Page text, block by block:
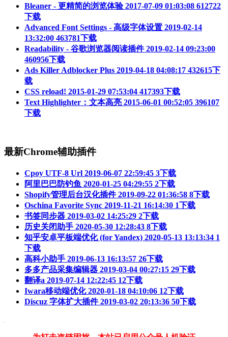
Bleaner - 更精简的浏览体验 2017-07-09 01:03:08 612722
下载
Advanced Font Settings - 高级字体设置 2019-02-14
13:32:00 463781下载
Readability - 谷歌浏览器阅读插件 2019-02-14 09:23:00
460956下载
Ads Killer Adblocker Plus 2019-04-18 04:08:17 432615下
载
CSS reload! 2015-01-29 07:53:04 417393下载
Text Highlighter：文本高亮 2015-06-01 00:52:05 396107
下载
最新Chrome辅助插件
Cpoy UTF-8 Url 2019-06-07 22:59:45 3下载
阿里巴巴防钓鱼 2020-01-25 04:29:55 2下载
Shopify管理后台汉化插件 2019-09-22 01:36:58 8下载
Oschina Favorite Sync 2019-11-21 16:14:30 1下载
书签同步器 2019-03-02 14:25:29 2下载
历史关闭助手 2020-05-30 12:28:43 8下载
知乎安卓平板端优化 (for Yandex) 2020-05-13 13:13:34 1
下载
高科小助手 2019-06-13 16:13:57 26下载
多多产品采集编辑器 2019-03-04 00:27:15 29下载
翻译a 2019-07-14 12:22:45 12下载
Iwara移动端优化 2020-01-18 04:10:06 12下载
Discuz 字体扩大插件 2019-03-02 20:13:36 50下载